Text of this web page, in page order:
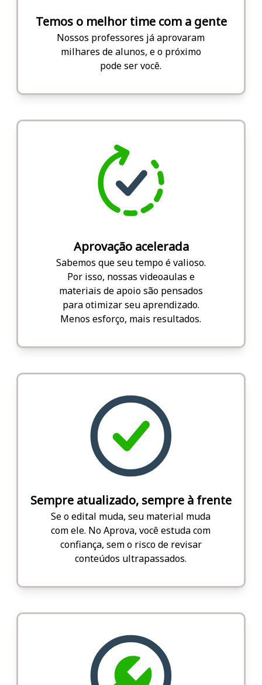
Temos o melhor time com a gente
Nossos professores já aprovaram
milhares de alunos, e o próximo
pode ser você.
Aprovação acelerada
Sabemos que seu tempo é valioso.
Por isso, nossas videoaulas e
materiais de apoio são pensados
para otimizar seu aprendizado.
Menos esforço, mais resultados.
Sempre atualizado, sempre à frente
Se o edital muda, seu material muda
com ele. No Aprova, você estuda com
confiança, sem o risco de revisar
conteúdos ultrapassados.